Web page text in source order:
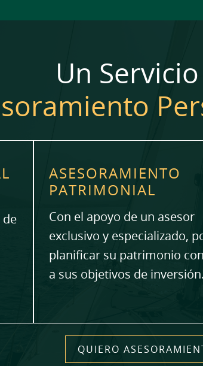
Un
ASESORAMIENTO
PATRIMONIAL
Con el apoyo de un asesor
exclusivo y especializado,
planificar su patrimonio
a sus objetivos de inversión.
QUIERO